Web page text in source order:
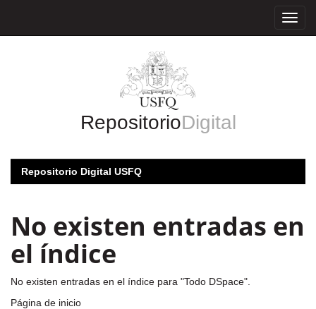
RepositorioDigital
Repositorio Digital USFQ
No existen entradas en
el índice
No existen entradas en el índice para "Todo DSpace".
Página de inicio